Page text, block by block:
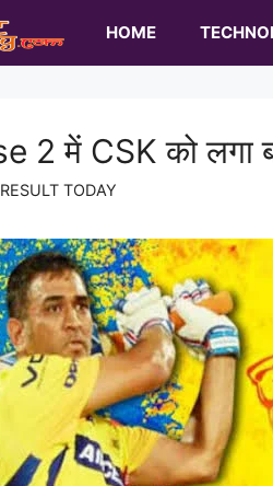
HOME
2 में CSK को लगा
TODAY